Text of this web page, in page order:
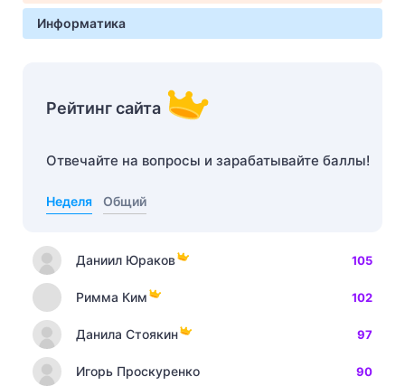
Информатика
Рейтинг сайта
Отвечайте на вопросы и зарабатывайте баллы!
Неделя Общий
Даниил Юраков 105
Римма Ким 102
Данила Стоякин 97
Игорь Проскуренко 90